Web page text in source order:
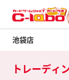
池袋店
Twitter
トレーディ